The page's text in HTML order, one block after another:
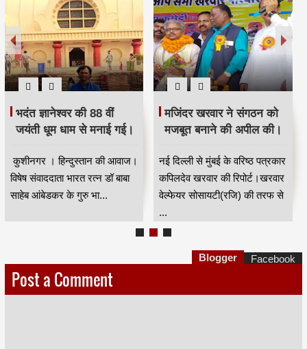
भदंत ज्ञानेश्वर की 88 वीं
जयंती धूम धाम से मनाई गई।
कुशीनगर । हिन्दुस्तान की आवाज।
विषेष संवाददाता भारत रत्न डॉ बाबा
साहेब आंबेडकर के गुरु भा...
मजिंदर खरवार ने संगठन को
मजबूत बनाने की अपील की।
नई दिल्ली से मुंबई के वरिष्ठ पत्रकार
कपिलदेव खरवार की रिपोर्ट।खरवार
वेल्फेयर सोसायटी(रजि) की तरफ से
...
Post a Comment
Blogger Facebook